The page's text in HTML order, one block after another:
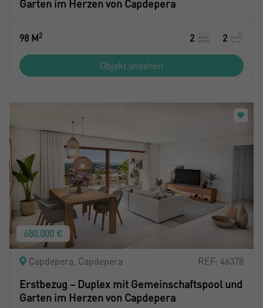
Garten im Herzen von Capdepera
98 M2 2 2
Objekt ansehen
680.000 €
Capdepera, Capdepera REF: 46378
Erstbezug – Duplex mit Gemeinschaftspool und
Garten im Herzen von Capdepera